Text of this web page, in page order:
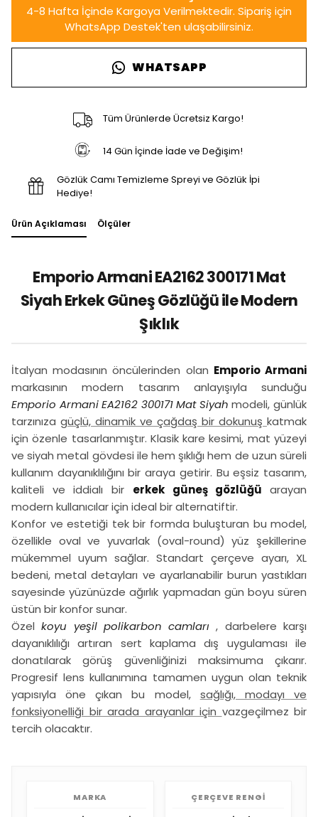
WHATSAPP
Tüm Ürünlerde Ücretsiz Kargo!
14 Gün İçinde İade ve Değişim!
Gözlük Camı Temizleme Spreyi ve Gözlük İpi
Hediye!
Ürün Açıklaması Ölçüler
Emporio Armani EA2162 300171 Mat
Siyah Erkek Güneş Gözlüğü ile Modern
Şıklık
İtalyan modasının öncülerinden olan Emporio Armani
markasının modern tasarım anlayışıyla sunduğu
Emporio Armani EA2162 300171 Mat Siyahmodeli, günlük
tarzınıza güçlü, dinamik ve çağdaş bir dokunuş katmak
için özenle tasarlanmıştır. Klasik kare kesimi, mat yüzeyi
ve siyah metal gövdesi ile hem şıklığı hem de uzun süreli
kullanım dayanıklılığını bir araya getirir. Bu eşsiz tasarım,
kaliteli ve iddialı bir erkek güneş gözlüğüarayan
modern kullanıcılar için ideal bir alternatiftir.
Konfor ve estetiği tek bir formda buluşturan bu model,
özellikle oval ve yuvarlak (oval-round) yüz şekillerine
mükemmel uyum sağlar. Standart çerçeve ayarı, XL
bedeni, metal detayları ve ayarlanabilir burun yastıkları
sayesinde yüzünüzde ağırlık yapmadan gün boyu süren
üstün bir konfor sunar.
Özelkoyu yeşil polikarbon camları, darbelere karşı
dayanıklılığı artıran sert kaplama dış uygulaması ile
donatılarak görüş güvenliğinizi maksimuma çıkarır.
Progresif lens kullanımına tamamen uygun olan teknik
yapısıyla öne çıkan bu model, sağlığı, modayı ve
fonksiyonelliği bir arada arayanlar için vazgeçilmez bir
tercih olacaktır.
MARKA ÇERÇEVE RENGI